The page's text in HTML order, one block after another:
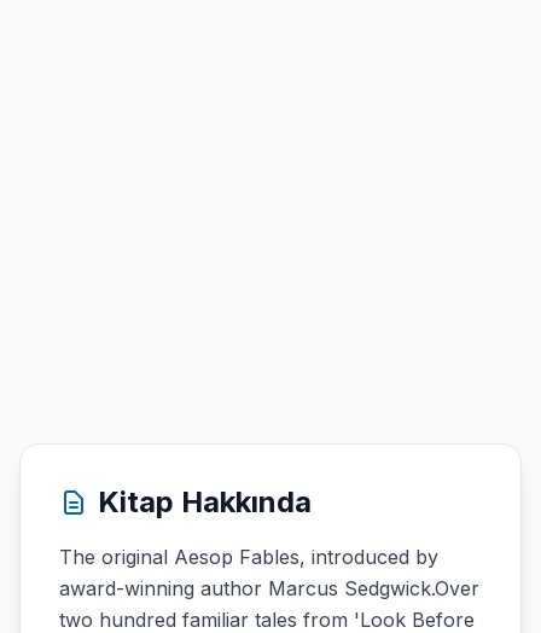
Kitap Hakkında
The original Aesop Fables, introduced by
award-winning author Marcus Sedgwick.Over
two hundred familiar tales from 'Look Before